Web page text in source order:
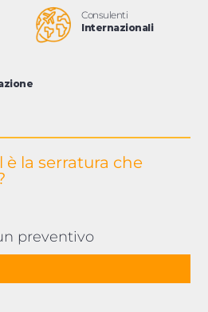
Consulenti
Internazionali
è la serratura che
preventivo